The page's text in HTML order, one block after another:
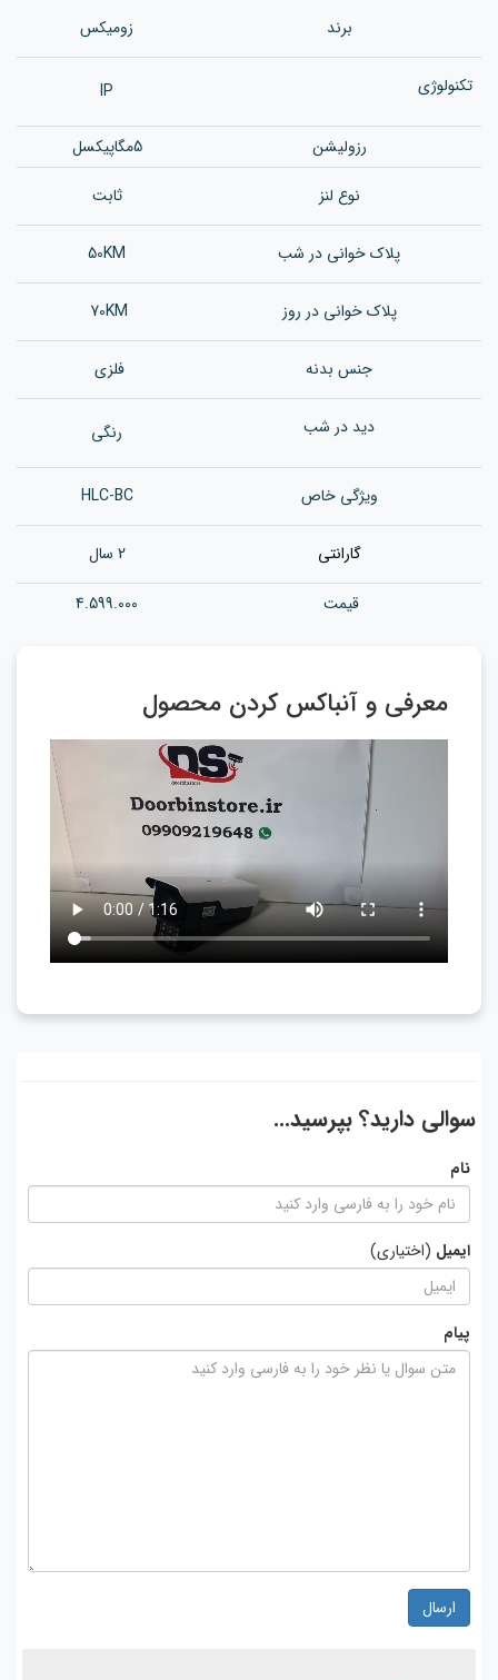
برند زومیکس
تکنولوژی IP
رزولیشن
5مگاپیکسل
نوع لنز
ثابت
پلاک خوانی در شب 50KM
پلاک خوانی در روز 70KM
جنس بدنه فلزی
دید در شب رنگی
ویژگی خاص HLC-BC
گارانتی 2 سال
قیمت 4.599.000
معرفی و آنباکس کردن محصول
سوالی دارید؟ بپرسید...
نام
ایمیل (اختیاری)
پیام
ارسال